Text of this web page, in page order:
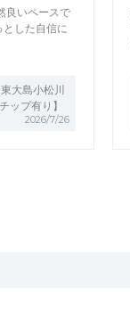
良いペースで
した自信に
大島小松川
ップ有り】
2026/7/26